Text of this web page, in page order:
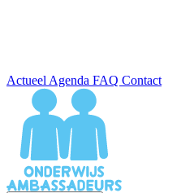
Actueel Agenda FAQ Contact